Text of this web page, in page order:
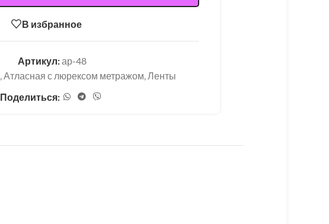
В избранное
Артикул:ар-48
,Атласная с люрексом метражом,Ленты
Поделиться: